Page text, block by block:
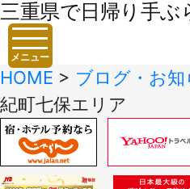
三重県で日帰り手
メニュー
HOME > ブログ・お知
紀町七保エリア